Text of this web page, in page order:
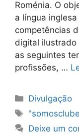
Roménia. O
a língua
competências
digital ilustrado
as seguintes
profissões, …
Categorias
Divulgação
Etiquetas
Deixe um